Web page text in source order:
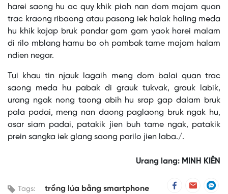
harei saong hu ac quy khik piah nan dom majam quan
trac kraong ribaong atau pasang iek halak haling meda
hu khik kajap bruk pandar gam gam yaok harei malam
di rilo mblang hamu bo oh pambak tame majam halam
ndien negar.
Tui khau tin njauk lagaih meng dom balai quan trac
saong meda hu pabak di grauk tukvak, grauk labik,
urang ngak nong taong abih hu srap gap dalam bruk
pala padai, meng nan daong paglaong bruk ngak hu,
asar siam padai, patakik jien buh tame ngak, patakik
prein sangka iek glang saong parilo jien laba./.
Urang lang: MINH KIÊN
Tags: trồng lúa bằng smartphone